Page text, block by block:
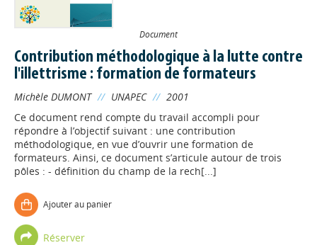
Document
Contribution méthodologique à la lutte contre
l'illettrisme : formation de formateurs
Michèle DUMONT // UNAPEC // 2001
Ce document rend compte du travail accompli pour
répondre à l’objectif suivant : une contribution
méthodologique, en vue d’ouvrir une formation de
formateurs. Ainsi, ce document s’articule autour de trois
pôles : - définition du champ de la rech[...]
Ajouter au panier
Réserver